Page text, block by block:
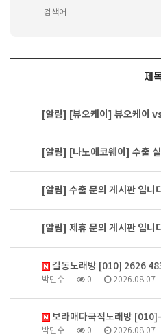
제
[알림] [뷰오케이] 뷰오케이
[알림] [나노에코웨이] 수출
[알림] 수출 문의 게시판 입니
[알림] 제휴 문의 게시판 입니
길동노래방 [010] 2626
박민수 0 2026.08.07
보라매다국적노래방
박민수 0 2026.08.07